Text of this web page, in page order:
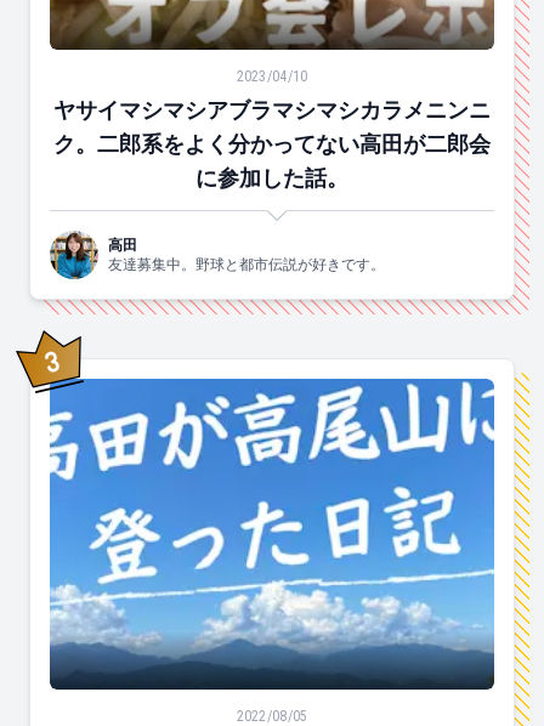
ヤサイマシマシアブラマシマシカラメニンニク。二郎
2023/04/10
ヤサイマシマシアブラマシマシカラメニンニ
ク。二郎系をよく分かってない高田が二郎会
に参加した話。
高田
友達募集中。野球と都市伝説が好きです。
3位
「ベストシーズンは、春夏秋冬です。」夏の高尾山に登
2022/08/05